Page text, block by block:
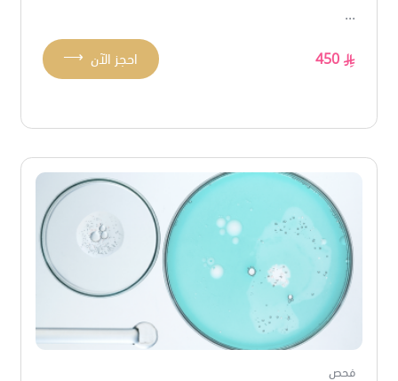
...
450
⟶ احجز الآن
فحص